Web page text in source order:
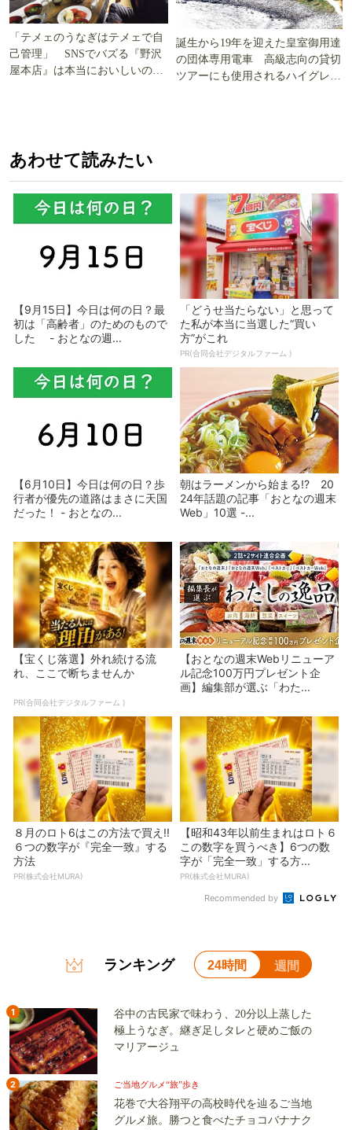
「テメェのうなぎはテメェで自
己管理」 SNSでバズる『野沢
屋本店』は本当においしいの
誕生から19年を迎えた皇室御用達
の団体専用電車 高級志向の貸切
ツアーにも使用されるハイグレー
あわせて読みたい
【9月15日】今日は何の日？最
初は「高齢者」のためのもので
した - おとなの週...
「どうせ当たらない」と思って
た私が本当に当選した“買い
方”がこれ
PR(合同会社デジタルファーム )
【6月10日】今日は何の日？歩
行者が優先の道路はまさに天国
だった！ - おとなの...
朝はラーメンから始まる!? 20
24年話題の記事「おとなの週末
Web」10選 -...
【宝くじ落選】外れ続ける流
れ、ここで断ちませんか
PR(合同会社デジタルファーム )
【おとなの週末Webリニューア
ル記念100万円プレゼント企
画】編集部が選ぶ「わた...
８月のロト6はこの方法で買え!!
６つの数字が『完全一致』する
方法
PR(株式会社MURA)
【昭和43年以前生まれはロト６
この数字を買うべき】6つの数
字が「完全一致」する方...
PR(株式会社MURA)
Recommended by
ランキング 24時間 週間
1
谷中の古民家で味わう、20分以上蒸した
極上うなぎ。継ぎ足しタレと硬めご飯の
マリアージュ
2 ご当地グルメ“旅”歩き
花巻で大谷翔平の高校時代を辿るご当地
グルメ旅。勝つと食べたチョコバナナク